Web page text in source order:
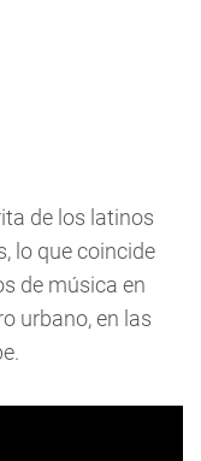
de los latinos
lo que coincide
de música en
urbano, en las